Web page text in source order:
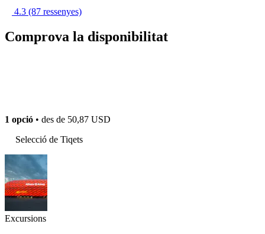
4.3 (87 ressenyes)
Comprova la disponibilitat
1 opció • des de 50,87 USD
Selecció de Tiqets
Excursions